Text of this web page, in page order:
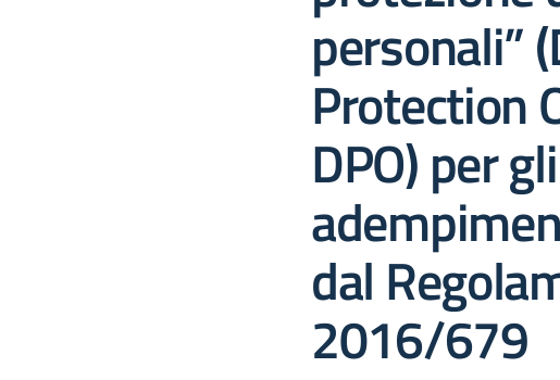
personali”
Protection
DPO) per gli
dal
2016/679